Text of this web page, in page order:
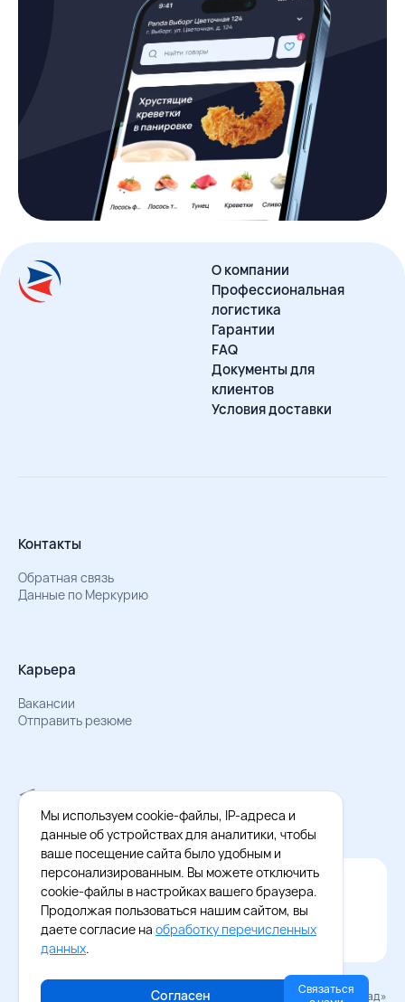
О компании
Профессиональная
логистика
Гарантии
FAQ
Документы для
клиентов
Условия доставки
Контакты
Обратная связь
Данные по Меркурию
Карьера
Вакансии
Отправить резюме
Мы в Телеграм
Документы об обработке персональных данных
Охрана труда – результаты СОУТ
Официальное приложение Восток - Запад
Cкачайте бесплатное приложение
© 2026 «Восток–Запад»
Связаться
Мы используем cookie-файлы, IP-адреса и
данные об устройствах для аналитики, чтобы
ваше посещение сайта было удобным и
персонализированным. Вы можете отключить
cookie-файлы в настройках вашего браузера.
Продолжая пользоваться нашим сайтом, вы
даете согласие на обработку перечисленных
данных.
Согласен